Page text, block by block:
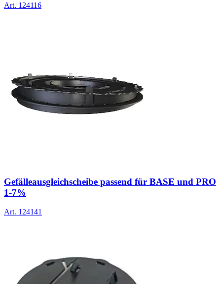
Art. 124116
Gefälleausgleichscheibe passend für BASE und PRO
1-7%
Art. 124141